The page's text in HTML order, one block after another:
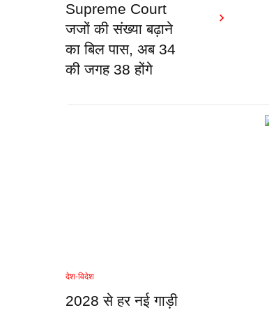
Supreme Court
जजों की संख्या बढ़ाने
का बिल पास, अब 34
की जगह 38 होंगे
देश-विदेश
2028 से हर नई गाड़ी